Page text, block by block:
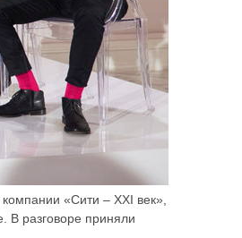
«Сити – XXI век»,
В разговоре приняли